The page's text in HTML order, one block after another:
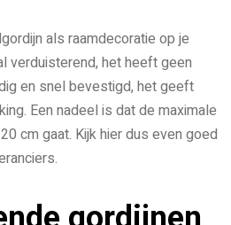
als raamdecoratie op je
verduisterend, het heeft geen
en snel bevestigd, het geeft
Een nadeel is dat de maximale
cm gaat. Kijk hier dus even goed